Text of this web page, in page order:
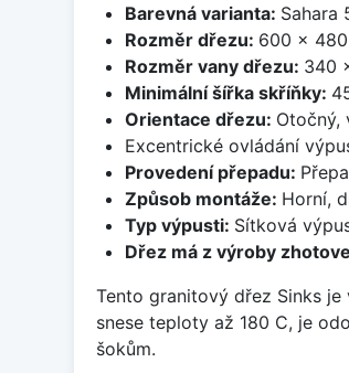
Barevná varianta: Sahara
Rozměr dřezu: 600 x
Rozměr vany dřezu: 340
Minimální šířka skříňky:
Orientace dřezu: Otočný,
Excentrické ovládání
Provedení přepadu:
Způsob montáže: Horní,
Typ výpusti: Sítková
Dřez má z výroby
Tento granitový dřez Sinks
snese teploty až 180 C, je
šokům.